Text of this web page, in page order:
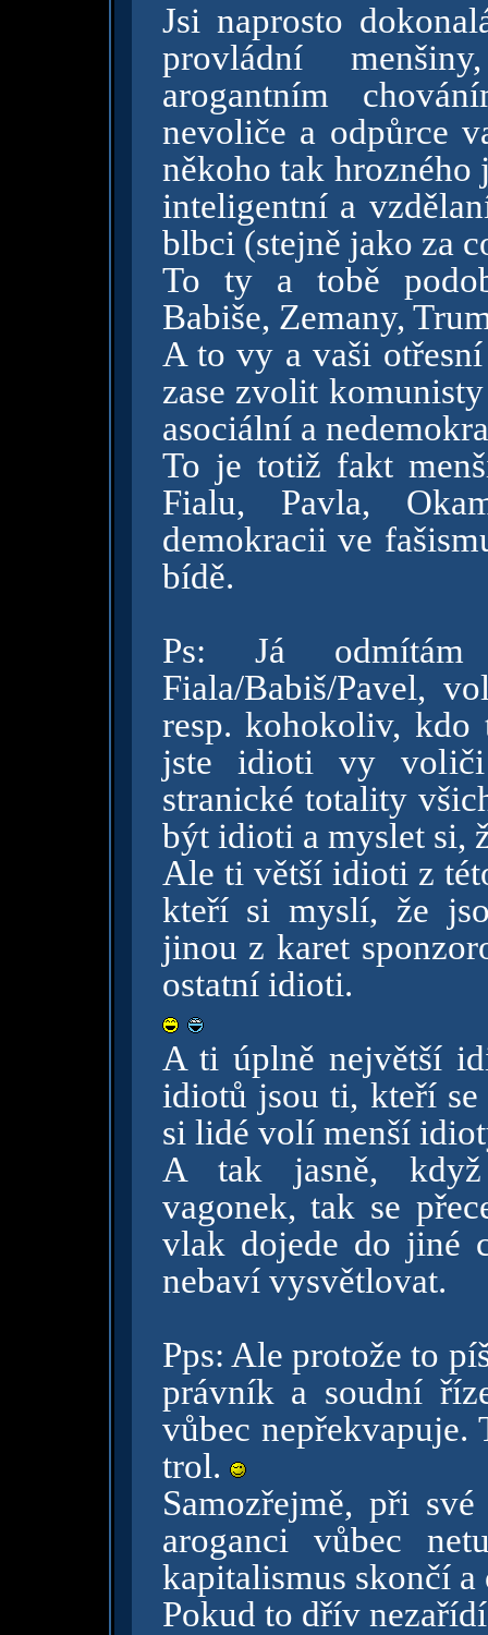
Jsi naprosto
provládní
arogantním
nevoliče a odpůrce
někoho tak hrozného
inteligentní a
blbci (stejně jako za
To ty a tobě
Babiše, Zemany,
A to vy a vaši
zase zvolit
asociální a
To je totiž fakt
Fialu, Pavla,
demokracii ve
bídě.
Ps: Já
Fiala/Babiš/Pavel,
resp. kohokoliv,
jste idioti vy voliči
stranické totality
být idioti a myslet si,
Ale ti větší idioti z
kteří si myslí, že
jinou z karet
ostatní idioti.
A ti úplně největší
idiotů jsou ti, kteří
si lidé volí menší
A tak jasně,
vagonek, tak se
vlak dojede do jiné
nebaví vysvětlovat.
Pps: Ale protože to
právník a soudní
vůbec nepřekvapuje.
trol.
Samozřejmě, při
aroganci vůbec
kapitalismus skončí
Pokud to dřív